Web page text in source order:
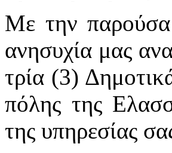
Με την παρούσα
ανησυχία μας
τρία (3)
πόλης της
της υπηρεσίας